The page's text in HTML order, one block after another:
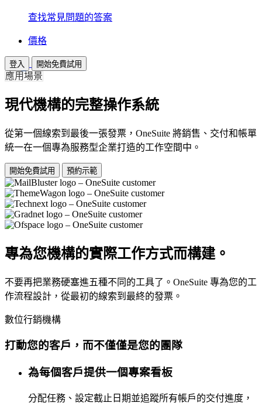
查找常見問題的答案
價格
登入 開始免費試用
應用場景
現代機構的完整操作系統
從第一個線索到最後一張發票，OneSuite 將銷售、交付和帳單
統一在一個專為服務型企業打造的工作空間中。
開始免費試用 預約示範
專為您機構的實際工作方式而構建。
不要再把業務硬塞進五種不同的工具了。OneSuite 專為您的工
作流程設計，從最初的線索到最終的發票。
數位行銷機構
打動您的客戶，而不僅僅是您的團隊
為每個客戶提供一個專案看板
分配任務、設定截止日期並追蹤所有帳戶的交付進度，